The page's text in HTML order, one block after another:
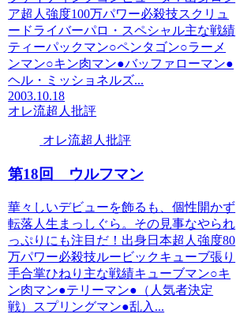
ア超人強度100万パワー必殺技スクリュ
ードライバーパロ・スペシャル主な戦績
ティーパックマン○ペンタゴン○ラーメ
ンマン○キン肉マン●バッファローマン●
ヘル・ミッショネルズ...
2003.10.18
オレ流超人批評
オレ流超人批評
第18回 ウルフマン
華々しいデビューを飾るも、個性開かず
転落人生まっしぐら。その見事なやられ
っぷりにも注目だ！出身日本超人強度80
万パワー必殺技ルービックキューブ張り
手合掌ひねり主な戦績キューブマン○キ
ン肉マン●テリーマン●（人気者決定
戦）スプリングマン●乱入...